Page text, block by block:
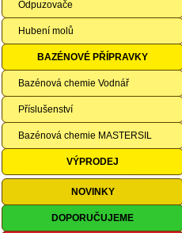
Odpuzovače
Hubení molů
BAZÉNOVÉ PŘÍPRAVKY
Bazénová chemie Vodnář
Příslušenství
Bazénová chemie MASTERSIL
VÝPRODEJ
NOVINKY
DOPORUČUJEME